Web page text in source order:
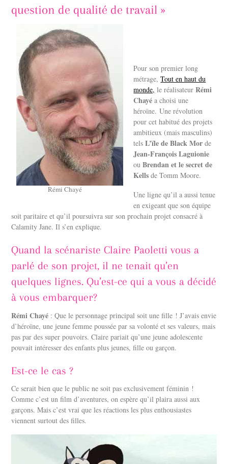
question de qualité de travail »
Rémi Chayé
Pour son premier long
métrage,Tout en haut du
monde, le réalisateurRémi
Chayé a choisi une
héroïne. Une révolution
pour cet habitué des projets
ambitieux (mais masculins)
telsL’ïle de Black Morde
Jean-François Laguionie
ouBrendan et le secret de
Kells de Tomm Moore.
Une ligne qu’il a aussi tenue
en exigeant que son équipe
soit paritaire et qu’il poursuivra sur son prochain projet consacré à
Calamity Jane. Il s’en explique.
Quand la scénariste Claire Paoletti vous a
parlé de son projet, il ne tenait qu’en
quelques lignes. Qu’est-ce qui a vous a décidé
à vous embarquer?
Rémi Chayé : Que le personnage principal soit une fille ! J’avais envie
d’héroïne, une jeune femme poussée par sa volonté et ses valeurs, mais
pas par des super pouvoirs. Claire pariait qu’une jeune adolescente
pouvait intéresser des enfants plus jeunes, fille ou garçon.
Est-ce le cas ?
Ce serait bien que le public ne soit pas exclusivement féminin !
Comme c’est un film d’aventures, on espère qu’il plaira aussi aux
garçons. Mais c’est vrai que les réactions les plus enthousiastes
viennent surtout des filles.